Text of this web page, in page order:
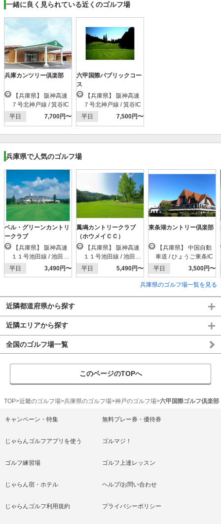
一緒に良く見られている近くのゴルフ場
兵庫カンツリー倶楽部
７号北神戸線 / 箕谷IC
平日
7,700円〜
六甲国際パブリックコー
ス
７号北神戸線 / 箕谷IC
平日
7,500円〜
兵庫県で人気のゴルフ場
ベル・グリーンカントリ
ークラブ
１１号池田線 / 池田木
部IC
平日 3,490円〜
鳳鳴カントリークラブ
（ホウメイＣＣ）
１１号池田線 / 池田木
部IC
平日 5,490円〜
東条湖カントリー倶楽部
車道 / ひょうご東条IC
平日
3,500円〜
兵庫県のゴルフ場一覧を見る
近隣都道府県から探す
近隣エリアから探す
全国のゴルフ場一覧
このページのTOPへ
TOP 近畿のゴルフ場 兵庫県のゴルフ場 神戸のゴルフ場 六甲国際ゴルフ倶楽部
キャンペーン・特集 無料プレー券・優待券
じゃらんゴルフアプリを使う ゴルマジ！
ゴルフ練習場 ゴルフ上達レッスン
じゃらん宿・ホテル ヘルプ/お問い合わせ
じゃらんゴルフ利用規約 プライバシーポリシー